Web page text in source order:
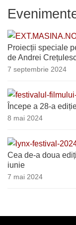
Proiecții speciale
de Andrei
7 septembrie 2024
Începe a 28-a
8 mai 2024
Cea de-a doua
iunie
7 mai 2024